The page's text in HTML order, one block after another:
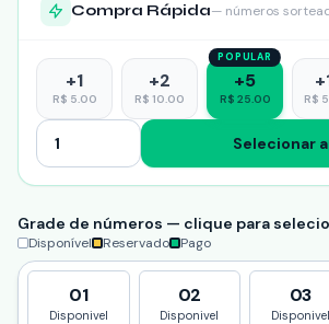
Compra Rápida— números
+1
R$ 5.00
+2
R$ 10.00
POPULAR
+5
R$ 25.00
+
R$
Selecionar
Grade de números — clique para
Disponível Reservado Pago
01
Disponivel
02
Disponivel
03
Disponivel